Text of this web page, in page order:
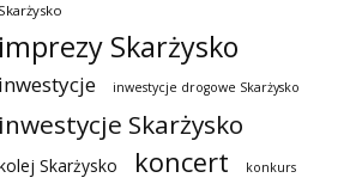
Skarżysko
inwestycje drogowe Skarżysko
Skarżysko
Skarżysko koncert konkurs